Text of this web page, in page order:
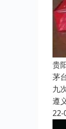
贵
茅
九
遵
22-